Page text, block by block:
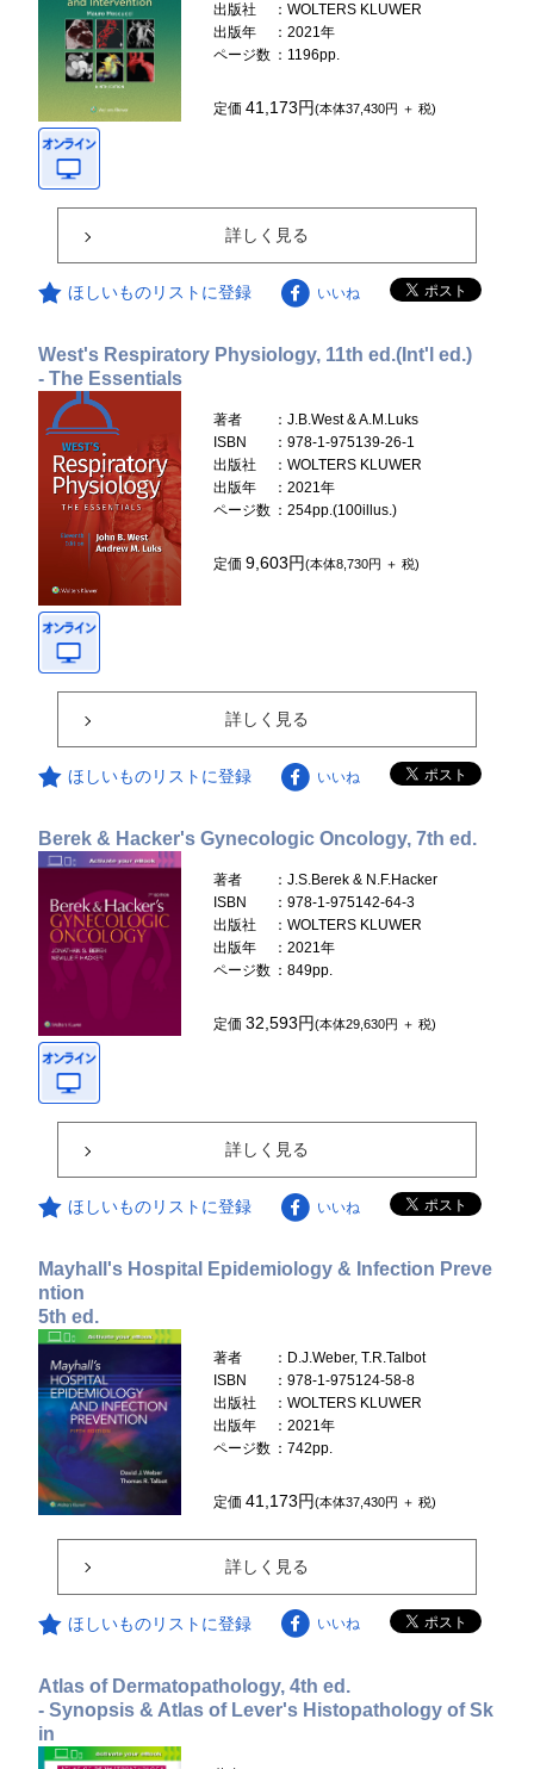
出版社
：WOLTERS KLUWER
出版年
：2021年
ページ数 ：1196pp.
定価41,173円(本体37,430円 ＋ 税)
詳しく見る
ほしいものリストに登録 いいね
West's Respiratory Physiology, 11th ed.(Int'l ed.)
- The Essentials
著者
：J.B.West & A.M.Luks
ISBN
：978-1-975139-26-1
出版社
：WOLTERS KLUWER
出版年
：2021年
ページ数 ：254pp.(100illus.)
定価9,603円(本体8,730円 ＋ 税)
詳しく見る
ほしいものリストに登録 いいね
Berek & Hacker's Gynecologic Oncology, 7th ed.
著者
：J.S.Berek & N.F.Hacker
ISBN
：978-1-975142-64-3
出版社
：WOLTERS KLUWER
出版年
：2021年
ページ数 ：849pp.
定価32,593円(本体29,630円 ＋ 税)
詳しく見る
ほしいものリストに登録 いいね
Mayhall's Hospital Epidemiology & Infection Preve
ntion
5th ed.
著者
：D.J.Weber, T.R.Talbot
ISBN
：978-1-975124-58-8
出版社
：WOLTERS KLUWER
出版年
：2021年
ページ数 ：742pp.
定価41,173円(本体37,430円 ＋ 税)
詳しく見る
ほしいものリストに登録 いいね
Atlas of Dermatopathology, 4th ed.
- Synopsis & Atlas of Lever's Histopathology of Sk
in